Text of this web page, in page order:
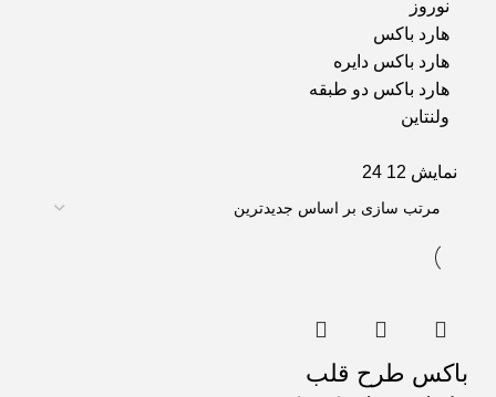
نوروز
هارد باکس
هارد باکس دایره
هارد باکس دو طبقه
ولنتاین
نمایش 12
24
باکس طرح قلب